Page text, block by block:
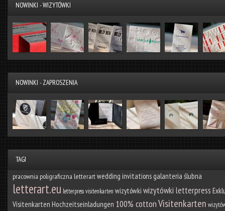
NOWINKI - WIZYTÓWKI
NOWINKI - ZAPROSZENIA
TAGI
pracownia poligraficzna letterartwedding invitations galanteria ślubna
letterart.eu letterpress visitenkarten wizytówki wizytówki letterpress
Visitenkarten Hochzeitseinladungen 100% cottonVisitenkarten